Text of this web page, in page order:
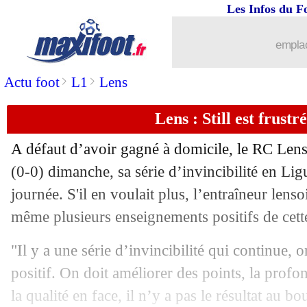
Actu foot> L1 > Lens
Les Infos du
Lens : Still est
A défaut d’avoir gagné à domicile, le RC
(0-0) dimanche, sa série d’invincibilité en
journée. S'il en voulait plus, l’entraîneur
même plusieurs enseignements positifs de
"Il y a une série d’invincibilité qui continue,
positif. On doit améliorer des points, la
la qualité en face, il n’y a pas le résultat au
Divers : salaire H/F, Lehmann crie à
16/09 Inter: Asllani a prolongé (officiel)
16/09 PSG: Rabiot, la prédiction de Ben
16/09 Real: moins grave que prévu pour
16/09 Atletico : Simeone pousse Alvarez
16/09 Rennes: Grønbæk, Sivebæk n'en
16/09 Barça: Flick, Pedri et Yamal